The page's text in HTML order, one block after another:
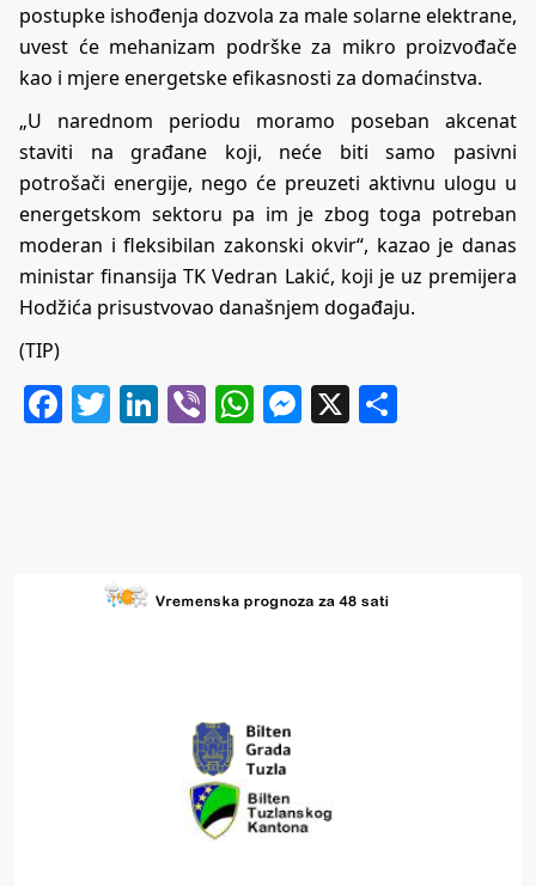
postupke ishođenja dozvola za male solarne elektrane,
uvest će mehanizam podrške za mikro proizvođače
kao i mjere energetske efikasnosti za domaćinstva.
„U narednom periodu moramo poseban akcenat
staviti na građane koji, neće biti samo pasivni
potrošači energije, nego će preuzeti aktivnu ulogu u
energetskom sektoru pa im je zbog toga potreban
moderan i fleksibilan zakonski okvir“, kazao je danas
ministar finansija TK Vedran Lakić, koji je uz premijera
Hodžića prisustvovao današnjem događaju.
(TIP)
Facebook
Twitter
LinkedIn
ViberWhatsApp
Messenger
X